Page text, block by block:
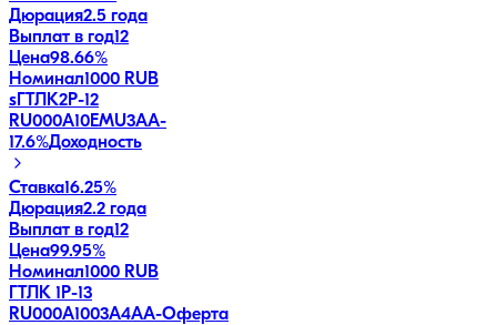
Дюрация2.5 года
Выплат в год12
Цена98.66%
Номинал1000 RUB
sГТЛК2P-12
RU000A10EMU3AA-
17.6%Доходность
Ставка16.25%
Дюрация2.2 года
Выплат в год12
Цена99.95%
Номинал1000 RUB
ГТЛК 1P-13
RU000A1003A4AA-Оферта